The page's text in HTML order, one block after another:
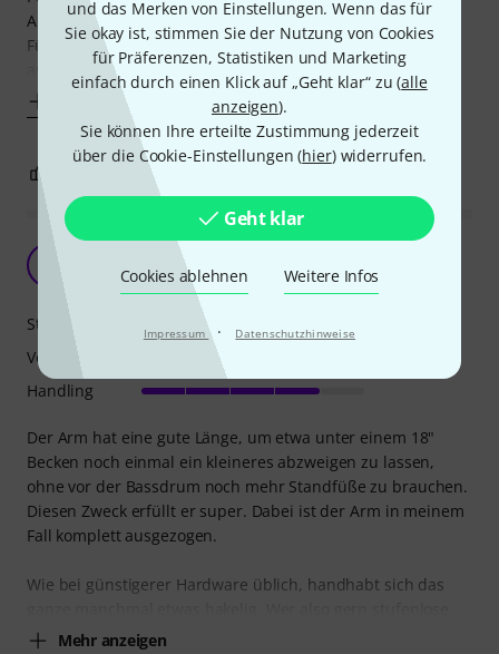
und das Merken von Einstellungen. Wenn das für
Sie okay ist, stimmen Sie der Nutzung von Cookies
für Präferenzen, Statistiken und Marketing
einfach durch einen Klick auf „Geht klar“ zu (alle
anzeigen).
Sie können Ihre erteilte Zustimmung jederzeit
über die Cookie-Einstellungen (hier) widerrufen.
Geht klar
Cookies ablehnen Weitere Infos
Impressum · Datenschutzhinweise
Alternative zu einem zusätzlichen Beckenständer.
Für kleine Becken habe ich noch zusätzliche Filze
angebracht, da diese sonst recht viel
Mehr anzeigen
Für den Preis kann man nicht meckern
Peter Dorian 08.07.2019
Der Arm hat eine gute Länge, um etwa unter einem 18"
Becken noch einmal ein kleineres abzweigen zu lassen,
ohne vor der Bassdrum noch mehr Standfüße zu brauchen.
Diesen Zweck erfüllt er super. Dabei ist der Arm in meinem
Fall komplett ausgezogen.
Wie bei günstigerer Hardware üblich, handhabt sich das
Mehr anzeigen
Stabilität
Verarbeitung
Handling